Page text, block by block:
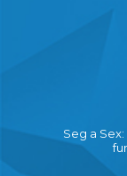
Seg a Sex: